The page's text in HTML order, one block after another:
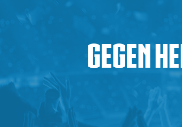
Gegen